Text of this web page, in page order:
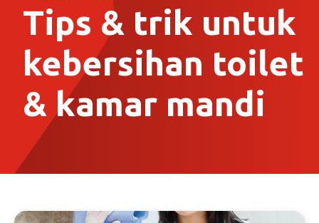
Tips & trik untuk
kebersihan toilet
& kamar mandi